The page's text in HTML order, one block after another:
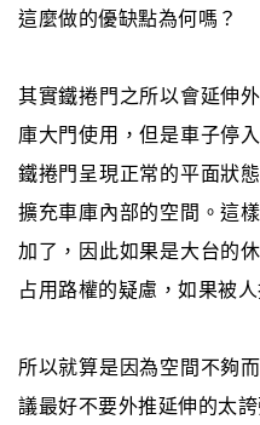
這麼做的優缺點為何嗎？
其實鐵捲門之所以會延伸
庫大門使用，但是車子停
鐵捲門呈現正常的平面狀
擴充車庫內部的空間。這
加了，因此如果是大台的
占用路權的疑慮，如果被
所以就算是因為空間不夠
議最好不要外推延伸的太